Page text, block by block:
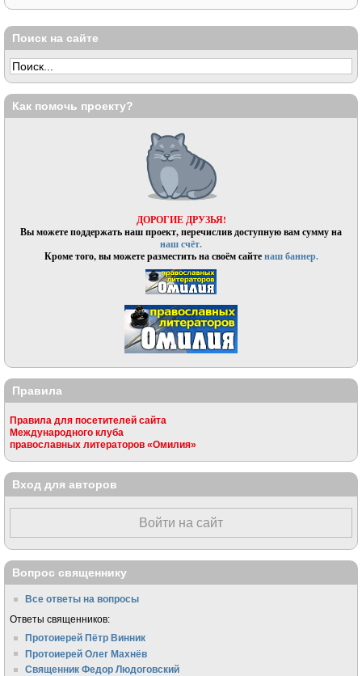
Поиск на сайте
Как помочь проекту?
ДОРОГИЕ ДРУЗЬЯ!
Вы можете поддержать наш проект, перечислив доступную вам сумму на
наш счёт.
Кроме того, вы можете разместить на своём сайтенаш баннер.
Правила
Правила для посетителей сайта
Международного клуба
православных литераторов «Омилия»
Вход для авторов
Войти на сайт
Вопрос священнику
Все ответы на вопросы
Ответы священников:
Протоиерей Пётр Винник
Протоиерей Олег Махнёв
Священник Федор Людоговский